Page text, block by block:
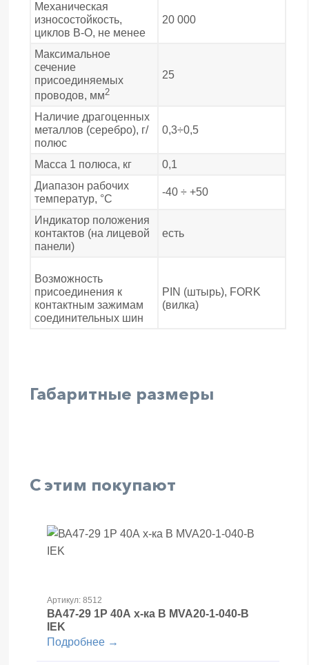
Механическая
износостойкость,
циклов В-О, не менее
20 000
Максимальное
сечение
присоединяемых
проводов, мм2
25
Наличие драгоценных
металлов (серебро), г/
полюс
0,3÷0,5
Масса 1 полюса, кг
0,1
Диапазон рабочих
температур, °С
-40 ÷ +50
Индикатор положения
контактов (на лицевой
панели)
есть
Возможность
присоединения к
контактным зажимам
соединительных шин
PIN (штырь), FORK
(вилка)
Габаритные размеры
С этим покупают
Артикул: 8512
ВА47-29 1Р 40А х-ка В MVA20-1-040-B
IEK
Подробнее →